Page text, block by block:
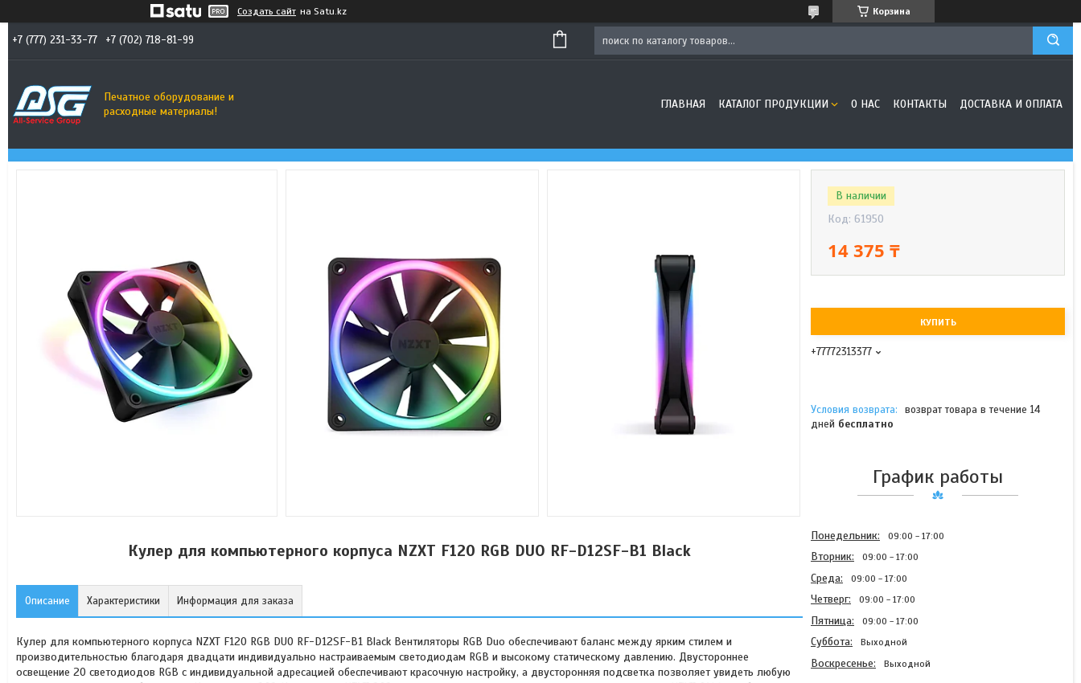
Создать сайт на Satu.kz Корзина
+7 (777) 231-33-77 +7 (702) 718-81-99
Печатное оборудование и
расходные материалы!
ГЛАВНАЯ КАТАЛОГ ПРОДУКЦИИ О НАС КОНТАКТЫ ДОСТАВКА И ОПЛАТА
Кулер для компьютерного корпуса NZXT F120 RGB DUO RF-D12SF-B1 Black
Описание Характеристики Информация для заказа
Кулер для компьютерного корпуса NZXT F120 RGB DUO RF-D12SF-B1 Black Вентиляторы RGB Duo обеспечивают баланс между ярким стилем и
производительностью благодаря двадцати индивидуально настраиваемым светодиодам RGB и высокому статическому давлению. Двустороннее
освещение 20 светодиодов RGB с индивидуальной адресацией обеспечивают красочную настройку, а двусторонняя подсветка позволяет увидеть любую
В наличии
Код: 61950
14 375 ₸
КУПИТЬ
+77772313377
возврат товара в течение 14
дней бесплатно
График работы
Понедельник 09:00 17:00
Вторник 09:00 17:00
Среда 09:00 17:00
Четверг 09:00 17:00
Пятница 09:00 17:00
Суббота Выходной
Воскресенье Выходной